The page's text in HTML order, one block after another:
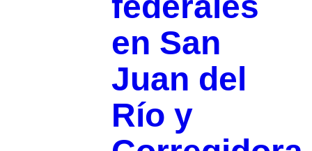
en San
Juan del
Río y